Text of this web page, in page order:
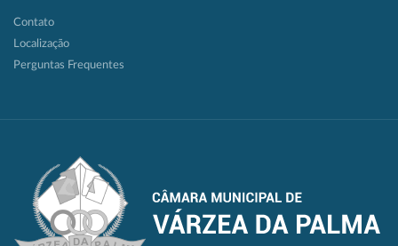
Contato
Localização
Perguntas Frequentes